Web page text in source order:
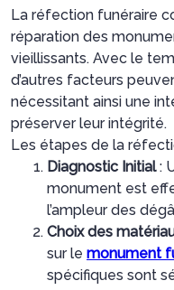
La réfection funéraire
réparation des
vieillissants. Avec le
d’autres facteurs
nécessitant ainsi une
préserver leur intégrité.
Les étapes de la
Diagnostic Initial:
monument est
l’ampleur des
Choix des
sur le monument
spécifiques sont